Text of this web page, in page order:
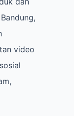
video